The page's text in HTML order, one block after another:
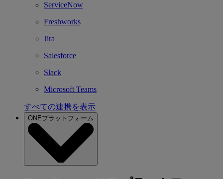
ServiceNow
Freshworks
Jira
Salesforce
Slack
Microsoft Teams
すべての連携を表示
ONEプラットフォーム